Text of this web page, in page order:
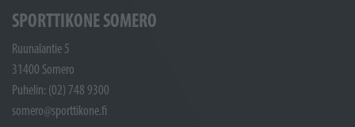
SPORTTIKONE SOMERO
Ruunalantie 5
31400 Somero
Puhelin: (02) 748 9300
somero@sporttikone.fi